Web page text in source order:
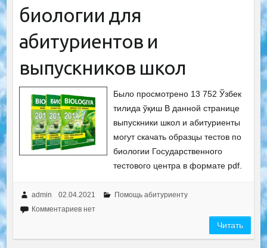
биологии для
абитуриентов и
выпускников школ
Было просмотрено 13 752 Ўзбек
тилида ўқиш В данной странице
выпускники школ и абитуриенты
могут скачать образцы тестов по
биологии Государственного
тестового центра в формате pdf.
admin 02.04.2021
Помощь абитуриенту
Комментариев нет
Читать